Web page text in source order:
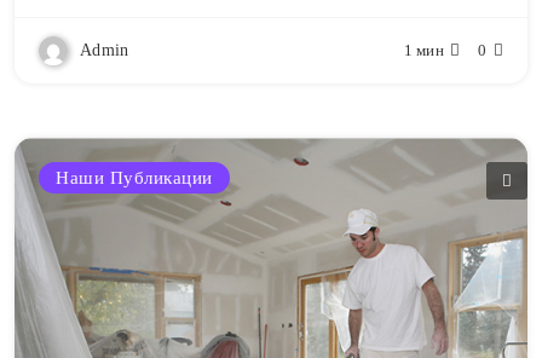
Admin 1 мин 0
Наши Публикации